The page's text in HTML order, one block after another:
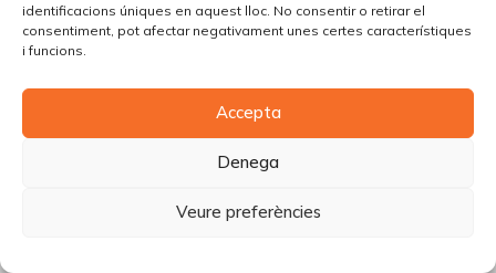
identificacions úniques en aquest lloc. No consentir o retirar el
consentiment, pot afectar negativament unes certes característiques
i funcions.
Accepta
Denega
Veure preferències